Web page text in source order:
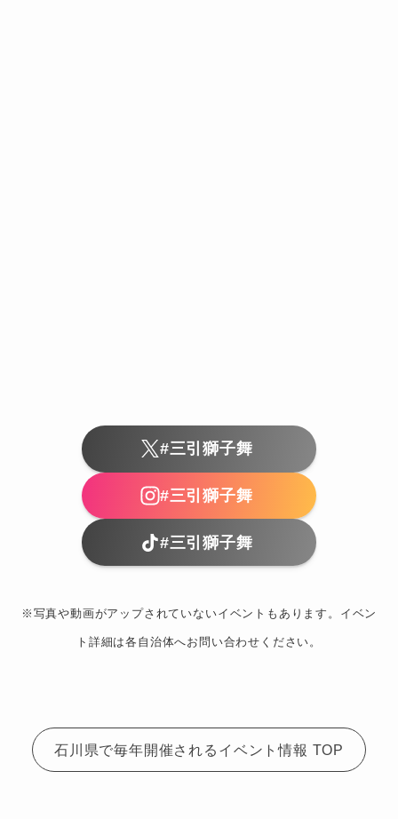
#三引獅子舞
#三引獅子舞
#三引獅子舞
※写真や動画がアップされていないイベントもあります。イベン
ト詳細は各自治体へお問い合わせください。
石川県で毎年開催されるイベント情報 TOP